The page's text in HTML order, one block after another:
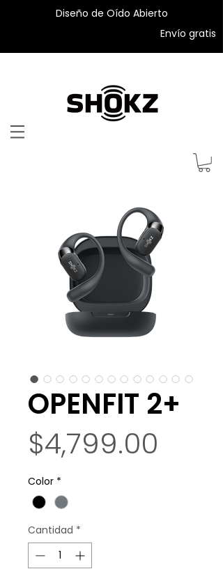
Diseño de Oído Abierto
Envío gratis
OPENFIT 2+
$4,799.00
Color *
Cantidad *